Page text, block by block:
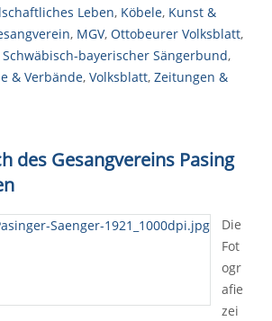
Leben, Köbele, Kunst &
, MGV, Ottobeurer Volksblatt,
Schwäbisch-bayerischer Sängerbund,
& Verbände, Volksblatt, Zeitungen &
des Gesangvereins Pasing
Die
Fot
ogr
afie
zei